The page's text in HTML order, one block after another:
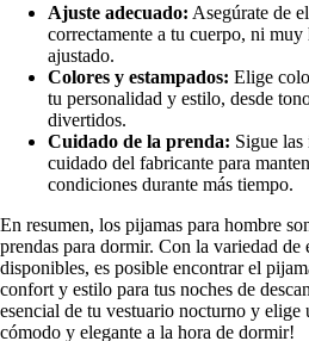
Ajuste adecuado: Asegúrate de
correctamente a tu cuerpo, ni
ajustado.
Colores y estampados: Elige
tu personalidad y estilo, desde
divertidos.
Cuidado de la prenda: Sigue
cuidado del fabricante para
condiciones durante más tiempo.
En resumen, los pijamas para hombre
prendas para dormir. Con la variedad de
disponibles, es posible encontrar el
confort y estilo para tus noches de
esencial de tu vestuario nocturno y elige
cómodo y elegante a la hora de dormir!